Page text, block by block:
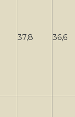
37,8 36,6